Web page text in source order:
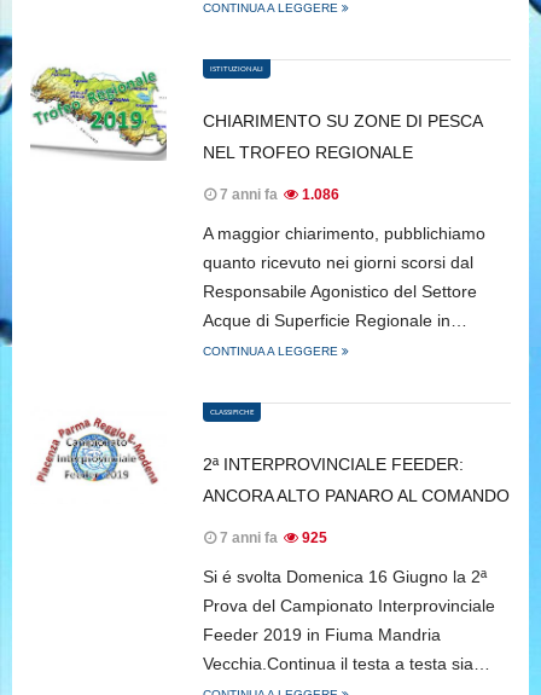
CONTINUA A LEGGERE
ISTITUZIONALI
CHIARIMENTO SU ZONE DI PESCA
NEL TROFEO REGIONALE
7 anni fa 1.086
A maggior chiarimento, pubblichiamo
quanto ricevuto nei giorni scorsi dal
Responsabile Agonistico del Settore
Acque di Superficie Regionale in…
CONTINUA A LEGGERE
CLASSIFICHE
2ª INTERPROVINCIALE FEEDER:
ANCORA ALTO PANARO AL COMANDO
7 anni fa 925
Si é svolta Domenica 16 Giugno la 2ª
Prova del Campionato Interprovinciale
Feeder 2019 in Fiuma Mandria
Vecchia.Continua il testa a testa sia…